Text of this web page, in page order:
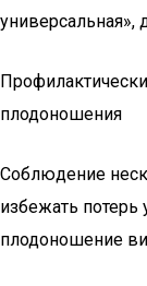
универсальная»,
плодоношения
Соблюдение
избежать
плодоношение